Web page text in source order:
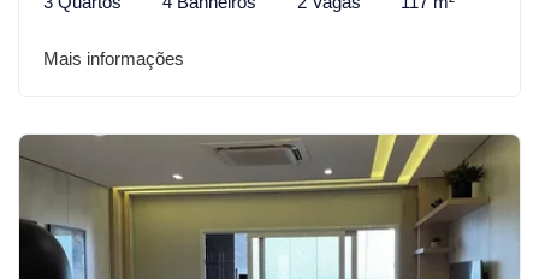
Mais informações